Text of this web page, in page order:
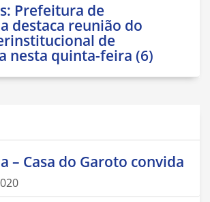
Prefeitura de
destaca reunião do
de
nesta quinta-feira (6)
– Casa do Garoto convida